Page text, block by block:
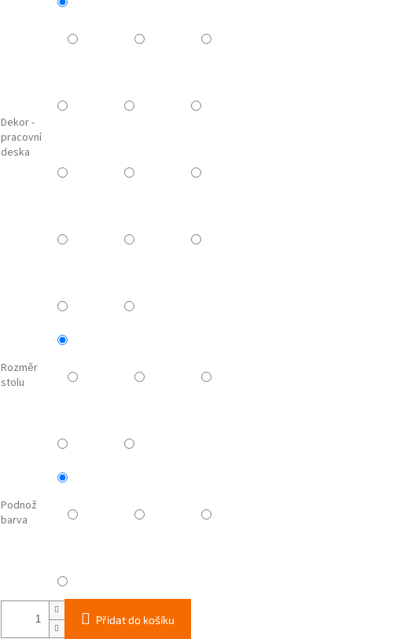
Dekor -
pracovní
deska
Rozměr
stolu
Podnož
barva
Přidat do košíku